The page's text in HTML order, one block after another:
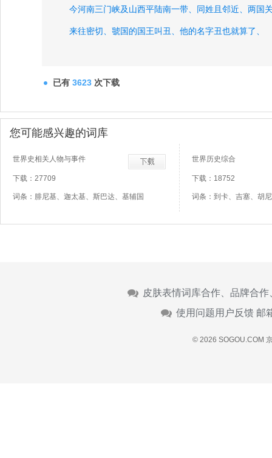
今河南三门峡及山西平陆南一带、 同姓且邻近、 两国
来往密切、 虢国的国王叫丑、 他的名字丑也就算了、
我们可以攻打虢国吗、荀息对献公说、
已有 3623 次下载
您可能感兴趣的词库
世界史相关人物与事件
下载：27709
词条：腓尼基、迦太基、斯巴达、基辅国
世界历史综合
下载：18752
词条：到卡、吉塞、胡
皮肤表情词库合作、品牌合
使用问题用户反馈 邮
© 2026 SOGOU.COM